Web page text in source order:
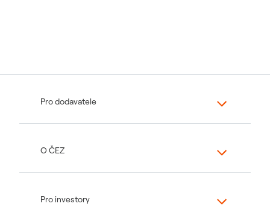
Pro dodavatele
O ČEZ
Pro investory